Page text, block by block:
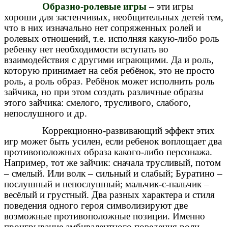
Образно-ролевые игры– эти игры
хороши для застенчивых, необщительных детей тем,
что в них изначально нет сопряженных ролей и
ролевых отношений, т.е. исполняя какую-либо роль
ребенку нет необходимости вступать во
взаимодействия с другими играющими. Да и роль,
которую принимает на себя ребёнок, это не просто
роль, а роль образ. Ребёнок может исполнить роль
зайчика, но при этом создать различные образы
этого зайчика: смелого, трусливого, слабого,
непослушного и др.
Коррекционно-развивающий эффект этих
игр может быть усилен, если ребенок воплощает два
противоположных образа какого-либо персонажа.
Например, тот же зайчик: сначала трусливый, потом
– смелый. Или волк – сильный и слабый; Буратино –
послушный и непослушный; мальчик-с-пальчик –
весёлый и грустный. Два разных характера и стиля
поведения одного героя символизируют две
возможные противоположные позиции. Именно